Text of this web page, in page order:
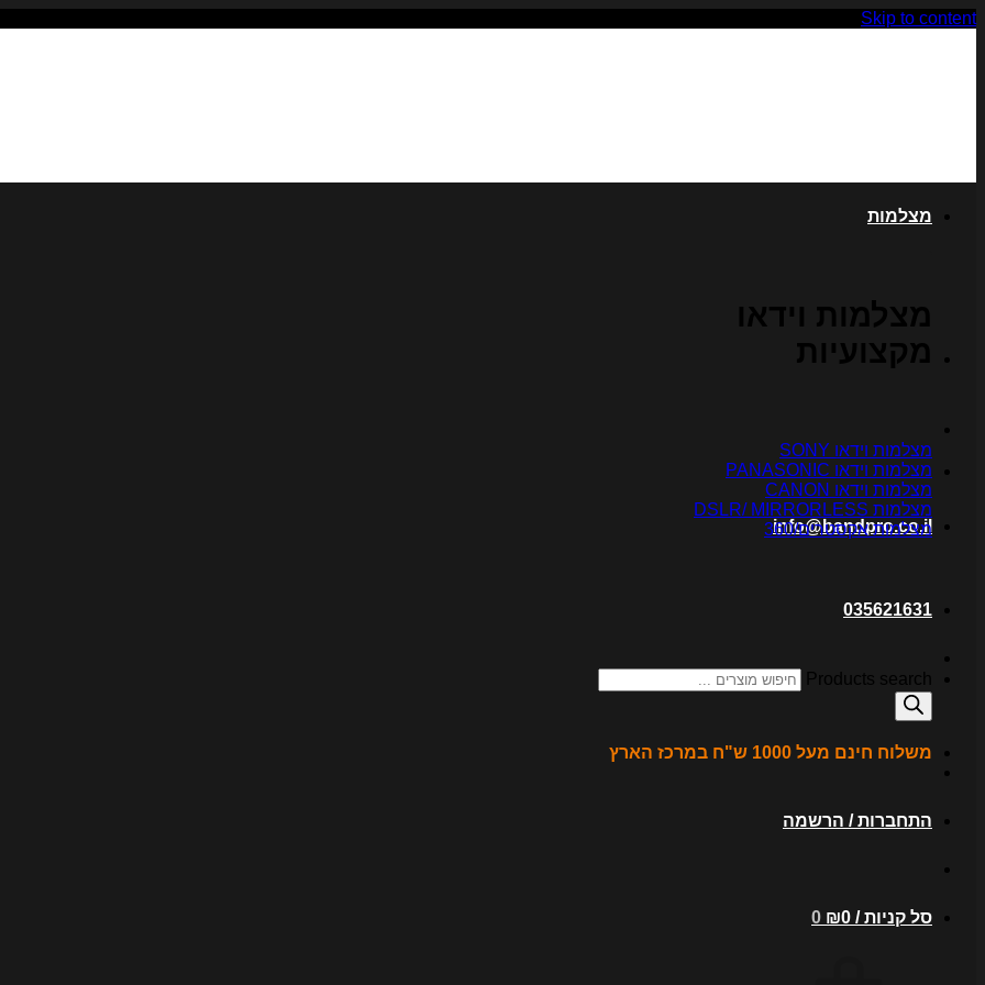
Skip to content
info@bandpro.co.il
035621631
Products search
משלוח חינם מעל 1000 ש"ח במרכז הארץ
התחברות / הרשמה
סל קניות / ₪0
0
מצלמות
מצלמות וידאו
מקצועיות
מצלמות וידאו SONY
מצלמות וידאו PANASONIC
מצלמות וידאו CANON
מצלמות DSLR/ MIRRORLESS
מצלמות אקסטרים/360